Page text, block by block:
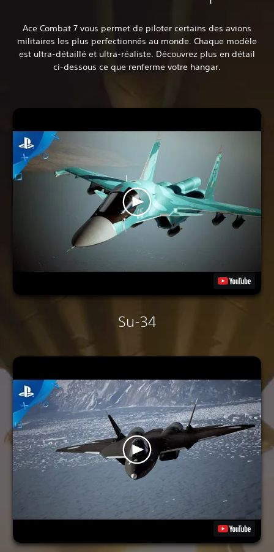
Ace Combat 7 vous permet de piloter certains des avions
militaires les plus perfectionnés au monde. Chaque modèle
est ultra-détaillé et ultra-réaliste. Découvrez plus en détail
ci-dessous ce que renferme votre hangar.
Su-34